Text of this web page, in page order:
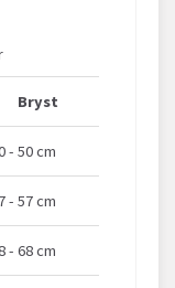
Bryst
- 50 cm
- 57 cm
- 68 cm